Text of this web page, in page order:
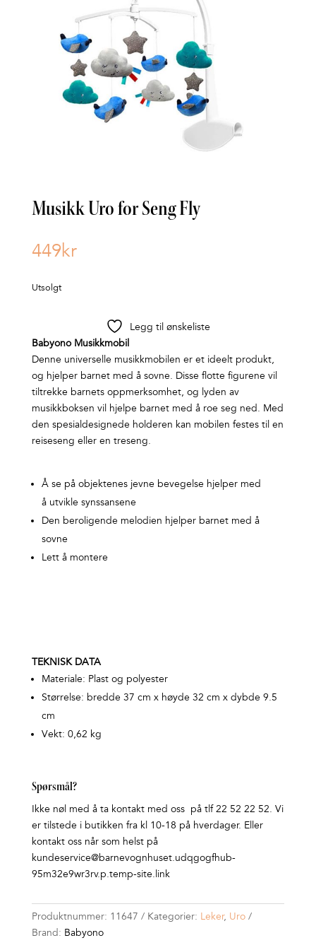
Musikk Uro for Seng Fly
449kr
Utsolgt
Legg til ønskeliste
Babyono Musikkmobil
Denne universelle musikkmobilen er et ideelt produkt,
og hjelper barnet med å sovne. Disse flotte figurene vil
tiltrekke barnets oppmerksomhet, og lyden av
musikkboksen vil hjelpe barnet med å roe seg ned. Med
den spesialdesignede holderen kan mobilen festes til en
reiseseng eller en treseng.
Å se på objektenes jevne bevegelse hjelper med
å utvikle synssansene
Den beroligende melodien hjelper barnet med å
sovne
Lett å montere
TEKNISK DATA
Materiale: Plast og polyester
Størrelse: bredde 37 cm x høyde 32 cm x dybde 9.5
cm
Vekt: 0,62 kg
Spørsmål?
Ikke nøl med å ta kontakt med oss på tlf 22 52 22 52. Vi
er tilstede i butikken fra kl 10-18 på hverdager. Eller
kontakt oss når som helst på
kundeservice@barnevognhuset.udqgogfhub-
95m32e9wr3rv.p.temp-site.link
Produktnummer: 11647 Kategorier: Leker, Uro
Brand: Babyono